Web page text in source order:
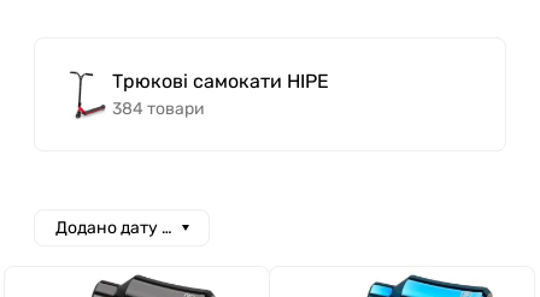
Трюкові самокати HIPE
384 товари
Додано дату спад